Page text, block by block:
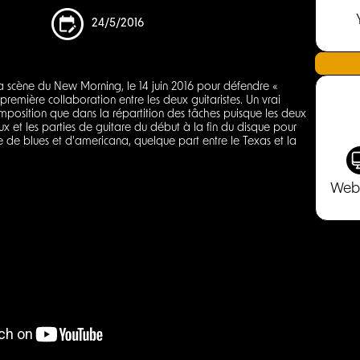
24/5/2016
du New Morning, le 14 juin 2016 pour défendre «
collaboration entre les deux guitaristes. Un vrai
que dans la répartition des tâches puisque les deux
et les parties de guitare du début à la fin du disque pour
de blues et d'americana, quelque part entre le Texas et la